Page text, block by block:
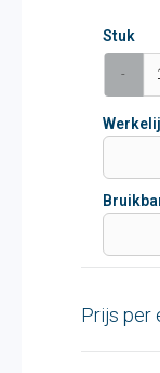
Stuk
-
Prijs per